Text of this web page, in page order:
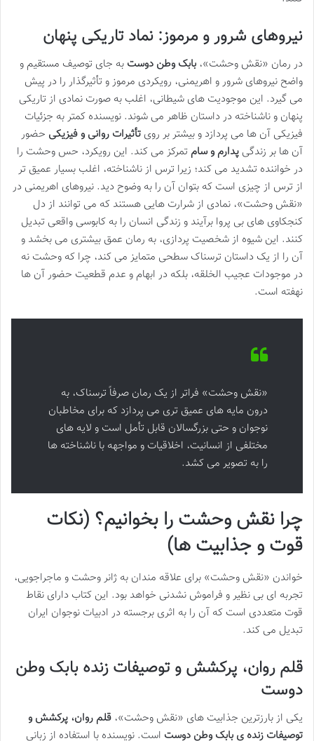
نیروهای شرور و مرموز: نماد تاریکی پنهان
در رمان «نقش وحشت»، بابک وطن دوست به جای توصیف مستقیم و
واضح نیروهای شرور و اهریمنی، رویکردی مرموز و تأثیرگذار را در پیش
می گیرد. این موجودیت های شیطانی، اغلب به صورت نمادی از تاریکی
پنهان و ناشناخته در داستان ظاهر می شوند. نویسنده کمتر به جزئیات
فیزیکی آن ها می پردازد و بیشتر بر روی تأثیرات روانی و فیزیکی حضور
آن ها بر زندگی پدارم و سام تمرکز می کند. این رویکرد، حس وحشت را
در خواننده تشدید می کند؛ زیرا ترس از ناشناخته، اغلب بسیار عمیق تر
از ترس از چیزی است که بتوان آن را به وضوح دید. نیروهای اهریمنی در
«نقش وحشت»، نمادی از شرارت هایی هستند که می توانند از دل
کنجکاوی های بی پروا برآیند و زندگی انسان را به کابوسی واقعی تبدیل
کنند. این شیوه از شخصیت پردازی، به رمان عمق بیشتری می بخشد و
آن را از یک داستان ترسناک سطحی متمایز می کند، چرا که وحشت نه
در موجودات عجیب الخلقه، بلکه در ابهام و عدم قطعیت حضور آن ها
نهفته است.
«نقش وحشت» فراتر از یک رمان صرفاً ترسناک، به
درون مایه های عمیق تری می پردازد که برای مخاطبان
نوجوان و حتی بزرگسالان قابل تأمل است و لایه های
مختلفی از انسانیت، اخلاقیات و مواجهه با ناشناخته ها
را به تصویر می کشد.
چرا نقش وحشت را بخوانیم؟ (نکات
قوت و جذابیت ها)
خواندن «نقش وحشت» برای علاقه مندان به ژانر وحشت و ماجراجویی،
تجربه ای بی نظیر و فراموش نشدنی خواهد بود. این کتاب دارای نقاط
قوت متعددی است که آن را به اثری برجسته در ادبیات نوجوان ایران
تبدیل می کند.
قلم روان، پرکشش و توصیفات زنده بابک وطن
دوست
یکی از بارزترین جذابیت های «نقش وحشت»، قلم روان، پرکشش و
توصیفات زنده ی بابک وطن دوست است. نویسنده با استفاده از زبانی